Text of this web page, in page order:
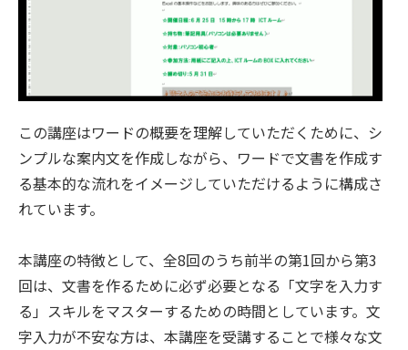
この講座はワードの概要を理解していただくために、シ
ンプルな案内文を作成しながら、ワードで文書を作成す
る基本的な流れをイメージしていただけるように構成さ
れています。
本講座の特徴として、全8回のうち前半の第1回から第3
回は、文書を作るために必ず必要となる「文字を入力す
る」スキルをマスターするための時間としています。文
字入力が不安な方は、本講座を受講することで様々な文